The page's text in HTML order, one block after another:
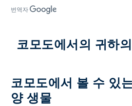
번역자
코모도에서의 귀하
코모도에서 볼 수 있
양 생물